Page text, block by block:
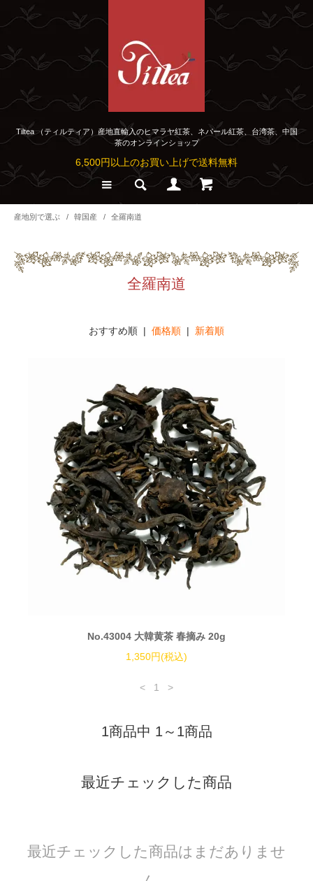
Tiltea （ティルティア）産地直輸入のヒマラヤ紅茶、ネパール紅茶、台湾茶、中国
茶のオンラインショップ
6,500円以上のお買い上げで送料無料
産地別で選ぶ / 韓国産 / 全羅南道
全羅南道
おすすめ順 | 価格順 | 新着順
No.43004 大韓黄茶 春摘み 20g
1,350円(税込)
< 1 >
1商品中 1～1商品
最近チェックした商品
最近チェックした商品はまだありませ